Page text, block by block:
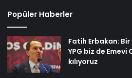
Popüler Haberler
Fatih Erbakan:
YPG biz de Emevi
kılıyoruz